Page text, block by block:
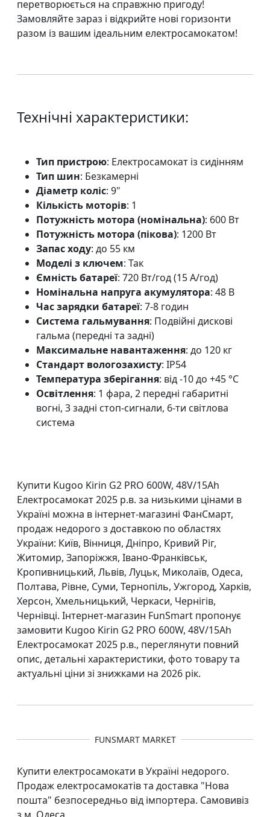
перетворюється на справжню пригоду!
Замовляйте зараз і відкрийте нові горизонти
разом із вашим ідеальним електросамокатом!
Технічні характеристики:
Тип пристрою: Електросамокат із сидінням
Тип шин: Безкамерні
Діаметр коліс: 9"
Кількість моторів: 1
Потужність мотора (номінальна): 600 Вт
Потужність мотора (пікова): 1200 Вт
Запас ходу: до 55 км
Моделі з ключем: Так
Ємність батареї: 720 Вт/год (15 А/год)
Номінальна напруга акумулятора: 48 В
Час зарядки батареї: 7-8 годин
Система гальмування: Подвійні дискові
гальма (передні та задні)
Максимальне навантаження: до 120 кг
Стандарт вологозахисту: IP54
Температура зберігання: від -10 до +45 °C
Освітлення: 1 фара, 2 передні габаритні
вогні, 3 задні стоп-сигнали, 6-ти світлова
система
Купити Kugoo Kirin G2 PRO 600W, 48V/15Ah
Електросамокат 2025 р.в. за низькими цінами в
Україні можна в інтернет-магазині ФанСмарт,
продаж недорого з доставкою по областях
України: Київ, Вінниця, Дніпро, Кривий Ріг,
Житомир, Запоріжжя, Івано-Франківськ,
Кропивницький, Львів, Луцьк, Миколаїв, Одеса,
Полтава, Рівне, Суми, Тернопіль, Ужгород, Харків,
Херсон, Хмельницький, Черкаси, Чернігів,
Чернівці. Інтернет-магазин FunSmart пропонує
замовити Kugoo Kirin G2 PRO 600W, 48V/15Ah
Електросамокат 2025 р.в., переглянути повний
опис, детальні характеристики, фото товару та
актуальні ціни зі знижками на 2026 рік.
FUNSMART MARKET
Купити електросамокати в Україні недорого.
Продаж електросамокатів та доставка "Нова
пошта" безпосередньо від імпортера. Самовивіз